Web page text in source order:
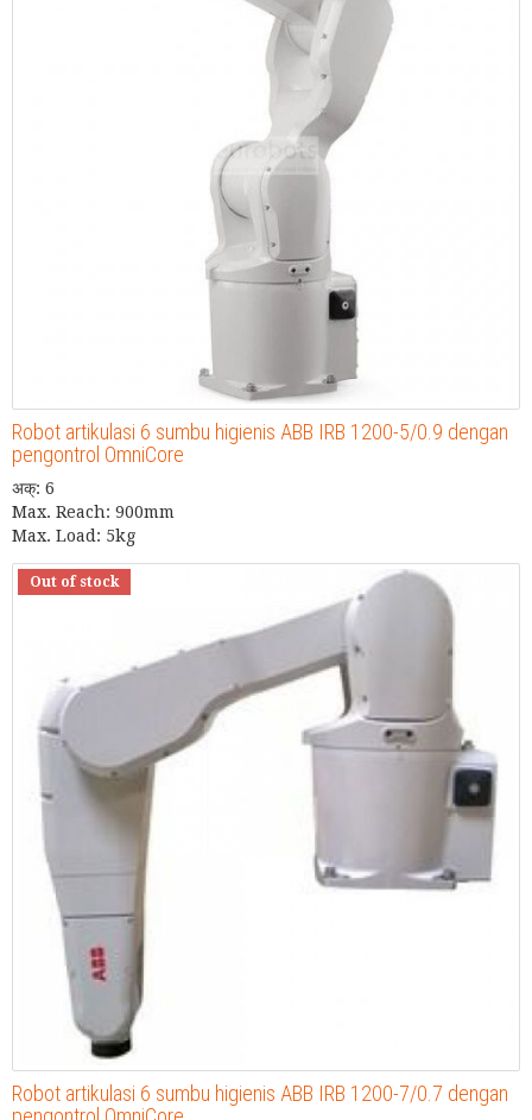
Robot artikulasi 6 sumbu higienis ABB IRB 1200-5/0.9 dengan
pengontrol OmniCore
अक्: 6
Max. Reach: 900mm
Max. Load: 5kg
Out of stock
Robot artikulasi 6 sumbu higienis ABB IRB 1200-7/0.7 dengan